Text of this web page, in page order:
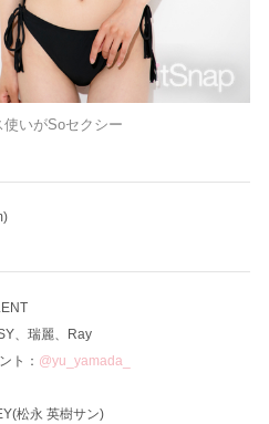
いがSoセクシー
、瑞麗、Ray
ト： @yu_yamada_
松永 英樹サン)